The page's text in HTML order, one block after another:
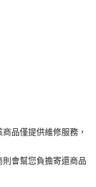
品僅提供維修服務，
會幫您負擔寄還商品